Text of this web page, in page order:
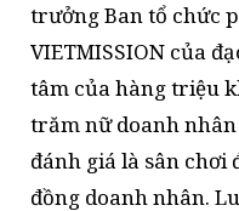
trưởng Ban tổ chức
VIETMISSION của
tâm của hàng triệu
trăm nữ doanh
đánh giá là sân chơi
đồng doanh nhân.